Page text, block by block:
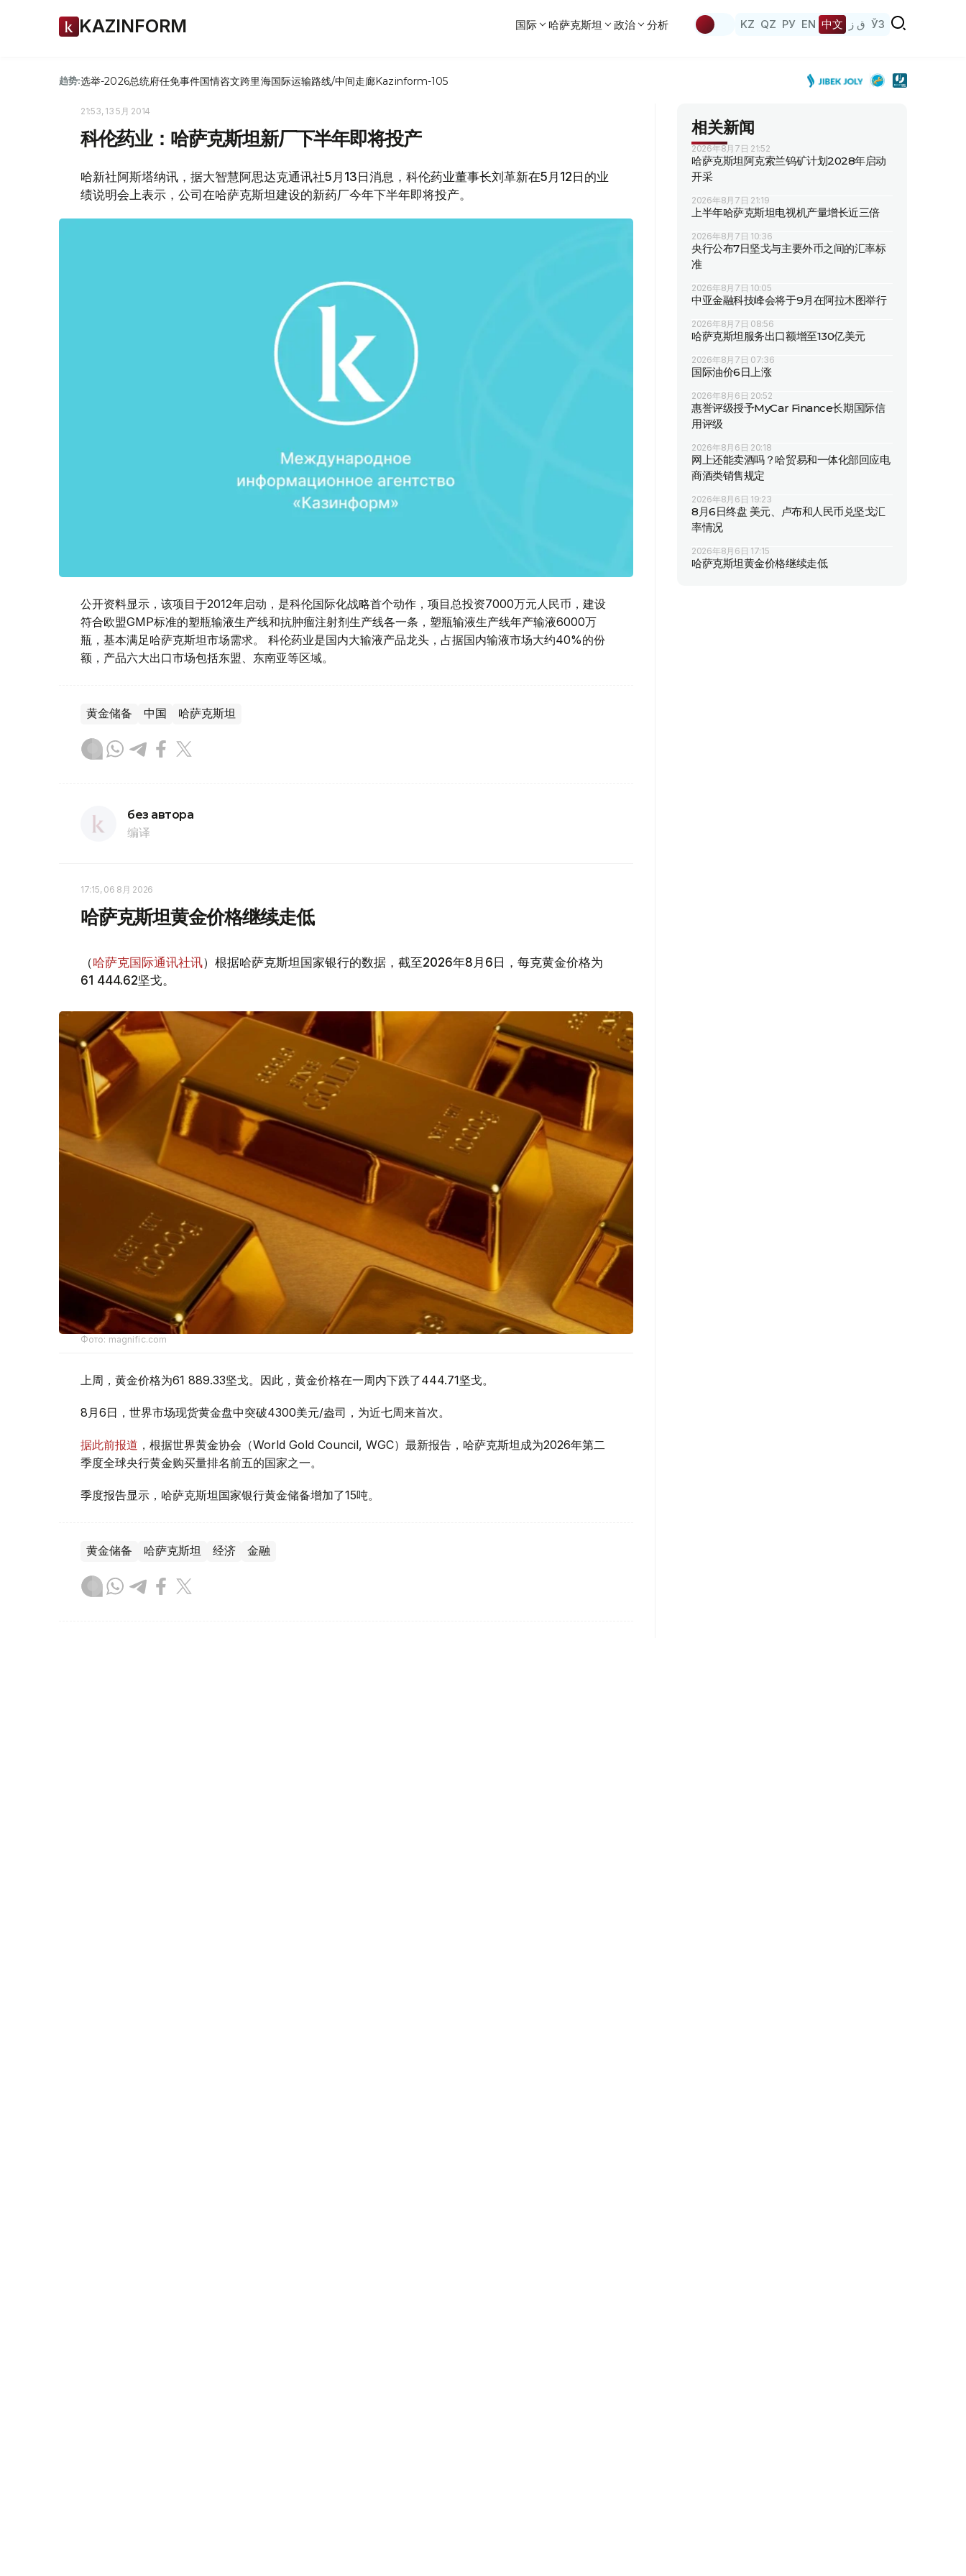
KAZINFORM 国际 哈萨克斯坦 政治 分析 KZ QZ РУ EN 中文 ق ز ЎЗ
趋势:选举-2026总统府任免事件国情咨文跨里海国际运输路线/中间走廊Kazinform-105
21:53, 13 5月 2014
科伦药业：哈萨克斯坦新厂下半年即将投产
哈新社阿斯塔纳讯，据大智慧阿思达克通讯社5月13日消息，科伦药业董事长刘革新在5月12日的业
绩说明会上表示，公司在哈萨克斯坦建设的新药厂今年下半年即将投产。
公开资料显示，该项目于2012年启动，是科伦国际化战略首个动作，项目总投资7000万元人民币，建设
符合欧盟GMP标准的塑瓶输液生产线和抗肿瘤注射剂生产线各一条，塑瓶输液生产线年产输液6000万
瓶，基本满足哈萨克斯坦市场需求。 科伦药业是国内大输液产品龙头，占据国内输液市场大约40%的份
额，产品六大出口市场包括东盟、东南亚等区域。
黄金储备 中国 哈萨克斯坦
без автора
编译
17:15, 06 8月 2026
哈萨克斯坦黄金价格继续走低
（哈萨克国际通讯社讯）根据哈萨克斯坦国家银行的数据，截至2026年8月6日，每克黄金价格为
61 444.62坚戈。
Фото: magnific.com
上周，黄金价格为61 889.33坚戈。因此，黄金价格在一周内下跌了444.71坚戈。
8月6日，世界市场现货黄金盘中突破4300美元/盎司，为近七周来首次。
据此前报道 ，根据世界黄金协会（World Gold Council, WGC）最新报告，哈萨克斯坦成为2026年第二
季度全球央行黄金购买量排名前五的国家之一。
季度报告显示，哈萨克斯坦国家银行黄金储备增加了15吨。
黄金储备 哈萨克斯坦 经济 金融
相关新闻
2026年8月7日 21:52
哈萨克斯坦阿克索兰钨矿计划2028年启动
开采
2026年8月7日 21:19
上半年哈萨克斯坦电视机产量增长近三倍
2026年8月7日 10:36
央行公布7日坚戈与主要外币之间的汇率标
准
2026年8月7日 10:05
中亚金融科技峰会将于9月在阿拉木图举行
2026年8月7日 08:56
哈萨克斯坦服务出口额增至130亿美元
2026年8月7日 07:36
国际油价6日上涨
2026年8月6日 20:52
惠誉评级授予MyCar Finance长期国际信
用评级
2026年8月6日 20:18
网上还能卖酒吗？哈贸易和一体化部回应电
商酒类销售规定
2026年8月6日 19:23
8月6日终盘 美元、卢布和人民币兑坚戈汇
率情况
2026年8月6日 17:15
哈萨克斯坦黄金价格继续走低